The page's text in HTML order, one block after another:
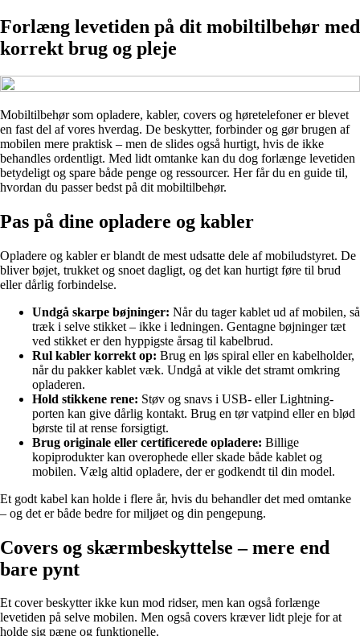
Forlæng levetiden på dit mobiltilbehør med
korrekt brug og pleje
Mobiltilbehør som opladere, kabler, covers og høretelefoner er blevet
en fast del af vores hverdag. De beskytter, forbinder og gør brugen af
mobilen mere praktisk – men de slides også hurtigt, hvis de ikke
behandles ordentligt. Med lidt omtanke kan du dog forlænge levetiden
betydeligt og spare både penge og ressourcer. Her får du en guide til,
hvordan du passer bedst på dit mobiltilbehør.
Pas på dine opladere og kabler
Opladere og kabler er blandt de mest udsatte dele af mobiludstyret. De
bliver bøjet, trukket og snoet dagligt, og det kan hurtigt føre til brud
eller dårlig forbindelse.
Undgå skarpe bøjninger: Når du tager kablet ud af mobilen, så
træk i selve stikket – ikke i ledningen. Gentagne bøjninger tæt
ved stikket er den hyppigste årsag til kabelbrud.
Rul kabler korrekt op: Brug en løs spiral eller en kabelholder,
når du pakker kablet væk. Undgå at vikle det stramt omkring
opladeren.
Hold stikkene rene: Støv og snavs i USB- eller Lightning-
porten kan give dårlig kontakt. Brug en tør vatpind eller en blød
børste til at rense forsigtigt.
Brug originale eller certificerede opladere: Billige
kopiprodukter kan overophede eller skade både kablet og
mobilen. Vælg altid opladere, der er godkendt til din model.
Et godt kabel kan holde i flere år, hvis du behandler det med omtanke
– og det er både bedre for miljøet og din pengepung.
Covers og skærmbeskyttelse – mere end
bare pynt
Et cover beskytter ikke kun mod ridser, men kan også forlænge
levetiden på selve mobilen. Men også covers kræver lidt pleje for at
holde sig pæne og funktionelle.